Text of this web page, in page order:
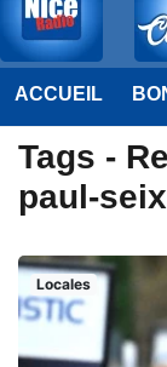
ACCUEIL
Tags -
paul-
Locales